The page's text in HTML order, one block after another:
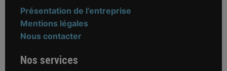
Présentation de l’entreprise
Mentions légales
Nous contacter
Nos services